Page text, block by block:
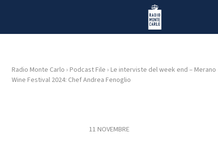
Radio Monte Carlo
HOME
Radio Monte Carlo › Podcast File › Le interviste del week end – Merano
Wine Festival 2024: Chef Andrea Fenoglio
11 NOVEMBRE